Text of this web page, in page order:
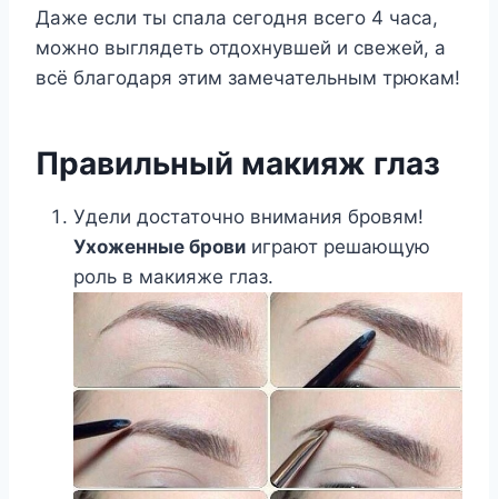
Даже если ты спала сегодня всего 4 часа,
можно выглядеть отдохнувшей и свежей, а
всё благодаря этим замечательным трюкам!
Правильный макияж глаз
Удели достаточно внимания бровям!
Ухоженные брови играют решающую
роль в макияже глаз.